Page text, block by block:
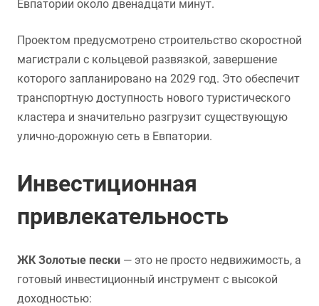
Евпатории около двенадцати минут.
Проектом предусмотрено строительство скоростной
магистрали с кольцевой развязкой, завершение
которого запланировано на 2029 год. Это обеспечит
транспортную доступность нового туристического
кластера и значительно разгрузит существующую
улично-дорожную сеть в Евпатории.
Инвестиционная
привлекательность
ЖК Золотые пески — это не просто недвижимость, а
готовый инвестиционный инструмент с высокой
доходностью: